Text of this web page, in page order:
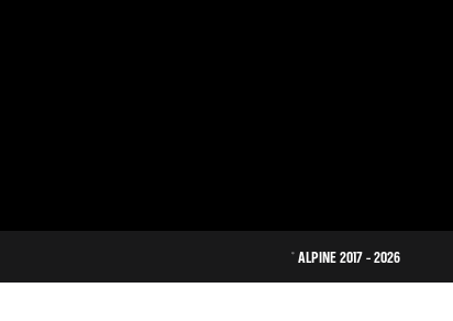
© ALPINE 2017 - 2026